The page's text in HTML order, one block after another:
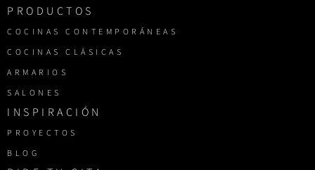
PRODUCTOS
COCINAS CONTEMPORÁNEAS
COCINAS CLÁSICAS
ARMARIOS
SALONES
INSPIRACIÓN
PROYECTOS
BLOG